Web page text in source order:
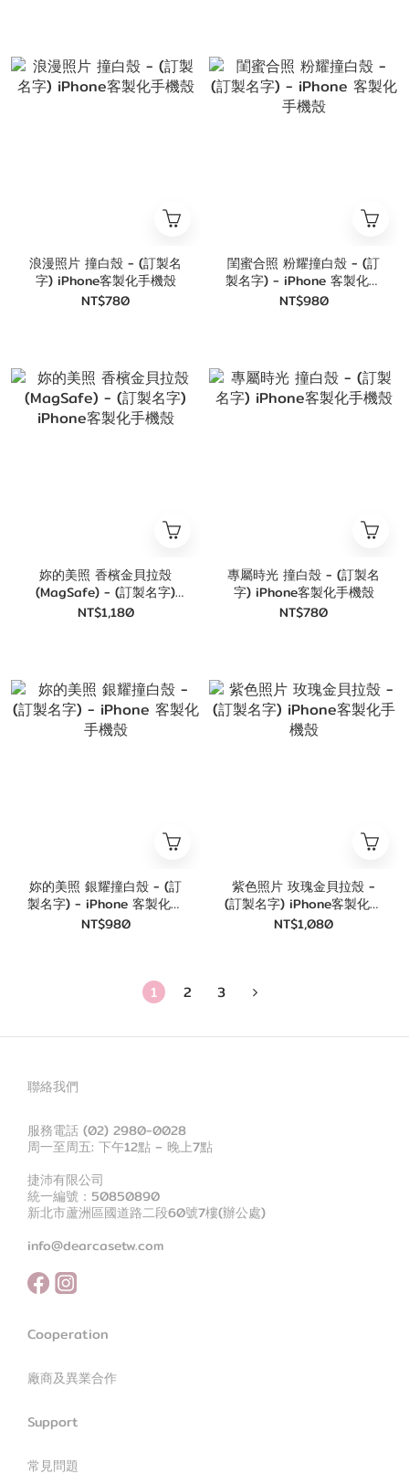
浪漫照片 撞白殼 - (訂製名
字) iPhone客製化手機殼
NT$780
閨蜜合照 粉耀撞白殼 - (訂
製名字) - iPhone 客製化手
機殼
NT$980
妳的美照 香檳金貝拉殼
(MagSafe) - (訂製名字)
iPhone客製化手機殼
NT$1,180
專屬時光 撞白殼 - (訂製名
字) iPhone客製化手機殼
NT$780
妳的美照 銀耀撞白殼 - (訂
製名字) - iPhone 客製化手
機殼
NT$980
紫色照片 玫瑰金貝拉殼 -
(訂製名字) iPhone客製化手
機殼
NT$1,080
1 2 3
聯絡我們
服務電話 (02) 2980-0028
周一至周五: 下午12點 – 晚上7點
捷沛有限公司
統一編號：50850890
新北市蘆洲區國道路二段60號7樓(辦公處)
info@dearcasetw.com
Cooperation
廠商及異業合作
Support
常見問題